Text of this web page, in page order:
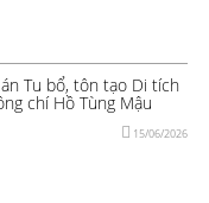
Tu bổ, tôn tạo Di tích
chí Hồ Tùng Mậu
15/06/2026